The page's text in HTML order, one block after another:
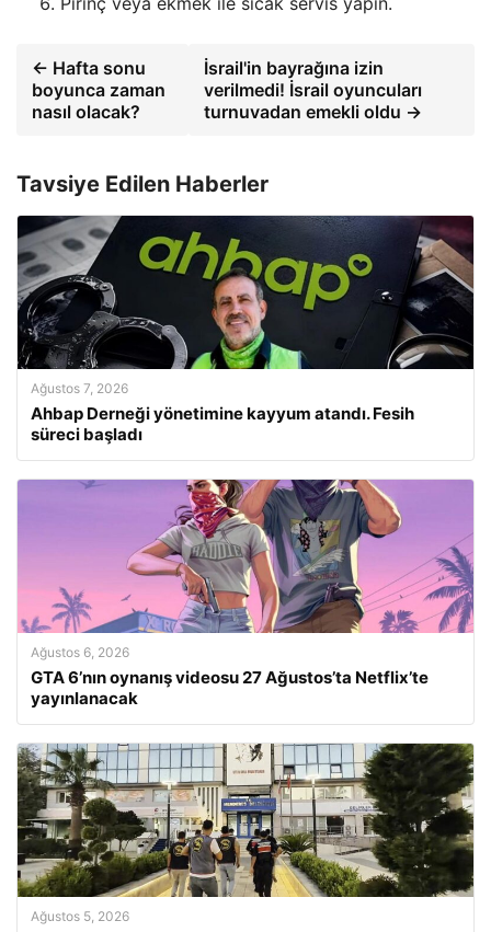
← Hafta sonu
boyunca zaman
nasıl olacak?
İsrail'in bayrağına izin
verilmedi! İsrail oyuncuları
turnuvadan emekli oldu →
Tavsiye Edilen Haberler
Ağustos 7, 2026
Ahbap Derneği yönetimine kayyum atandı. Fesih
süreci başladı
Ağustos 6, 2026
GTA 6’nın oynanış videosu 27 Ağustos’ta Netflix’te
yayınlanacak
Ağustos 5, 2026